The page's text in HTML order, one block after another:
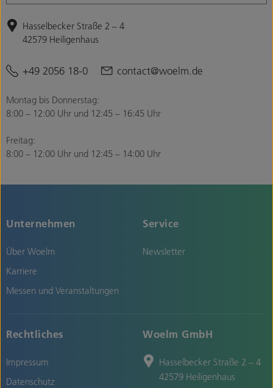
Hasselbecker Straße 2 – 4
42579 Heiligenhaus
+49 2056 18-0 contact@woelm.de
Montag bis Donnerstag:
8:00 – 12:00 Uhr und 12:45 – 16:45 Uhr
Freitag:
8:00 – 12:00 Uhr und 12:45 – 14:00 Uhr
Unternehmen
Über Woelm
Karriere
Messen und Veranstaltungen
Service
Newsletter
Rechtliches
Impressum
Datenschutz
Woelm GmbH
Hasselbecker Straße 2 – 4
42579 Heiligenhaus